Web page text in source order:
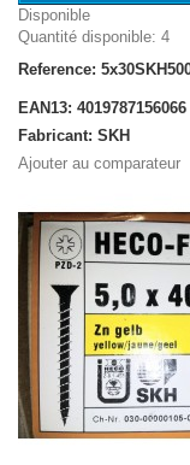
Disponible
Quantité disponible: 4
Reference:
EAN13: 4019787156066
Fabricant: SKH
Ajouter au comparateur